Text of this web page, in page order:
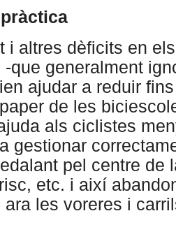
i altres dèficits en
-que generalment
ajudar a reduir
de les
als ciclistes
gestionar
pel centre de
etc. i així
les voreres i